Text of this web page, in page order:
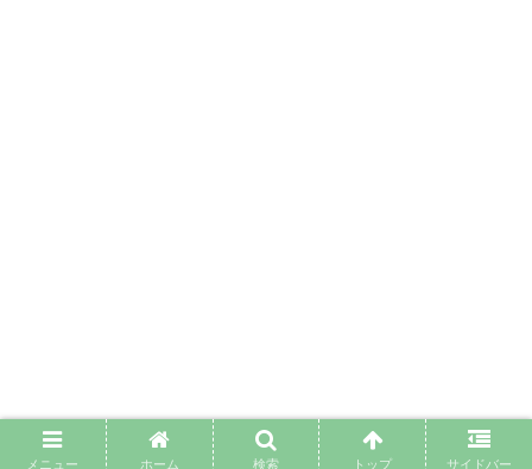
メニュー ホーム 検索 トップ サイドバー